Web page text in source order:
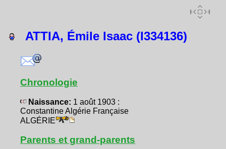
ATTIA, Émile Isaac (I334136)
Chronologie
Naissance: 1 août 1903 :
Constantine Algérie Française
ALGÉRIE
Parents et grand-parents